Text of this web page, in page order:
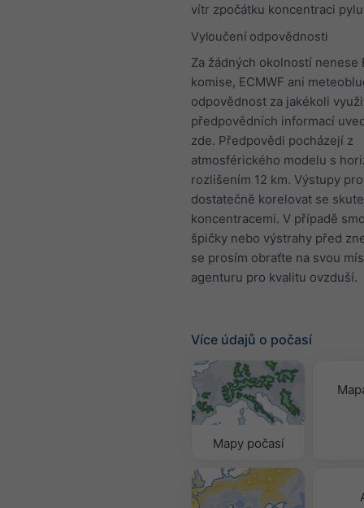
vítr zpočátku koncentraci
Vyloučení odpovědnosti
Za žádných okolností nenese
komise, ECMWF ani
odpovědnost za jakékoli
předpovědních informací
zde. Předpovědi pocházejí z
atmosférického modelu s
rozlišením 12 km. Výstupy
dostatečně korelovat se
koncentracemi. V případě
špičky nebo výstrahy před
se prosím obraťte na svou
agenturu pro kvalitu ovzduší.
Více údajů o počasí
Mapy počasí